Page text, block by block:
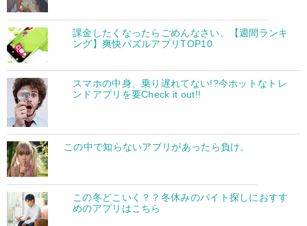
課金したくなったらごめんなさい。【週間ランキ
ング】爽快パズルアプリTOP10
スマホの中身、乗り遅れてない!?今ホットなトレ
ンドアプリを要Check it out!!
この中で知らないアプリがあったら負け。
この冬どこいく？？冬休みのバイト探しにおすす
めのアプリはこちら